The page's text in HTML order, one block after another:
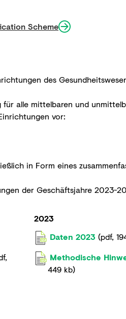
Scheme
des
alle mittelbaren und
vor:
in Form eines
der Geschäftsjahre 2023-
,
2023
Daten 2023 (pdf,
Methodische
449 kb)